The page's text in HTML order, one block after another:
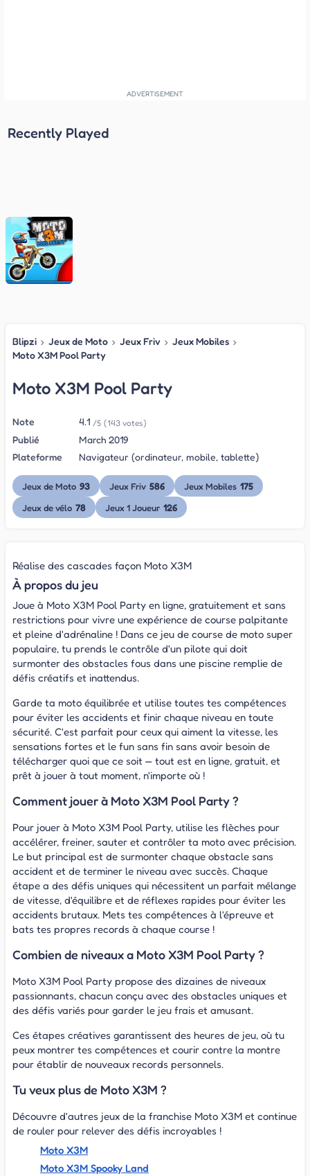
Recently Played
Blipzi › Jeux de Moto › Jeux Friv › Jeux Mobiles ›
Moto X3M Pool Party
Moto X3M Pool Party
Note 4.1 /5 (143 votes)
Publié
March 2019
Plateforme
Navigateur (ordinateur, mobile, tablette)
Jeux de Moto 93 Jeux Friv 586 Jeux Mobiles 175
Jeux de vélo 78 Jeux 1 Joueur 126
Réalise des cascades façon Moto X3M
À propos du jeu
Joue à Moto X3M Pool Party en ligne, gratuitement et sans
restrictions pour vivre une expérience de course palpitante
et pleine d'adrénaline ! Dans ce jeu de course de moto super
populaire, tu prends le contrôle d'un pilote qui doit
surmonter des obstacles fous dans une piscine remplie de
défis créatifs et inattendus.
Garde ta moto équilibrée et utilise toutes tes compétences
pour éviter les accidents et finir chaque niveau en toute
sécurité. C'est parfait pour ceux qui aiment la vitesse, les
sensations fortes et le fun sans fin sans avoir besoin de
télécharger quoi que ce soit — tout est en ligne, gratuit, et
prêt à jouer à tout moment, n'importe où !
Comment jouer à Moto X3M Pool Party ?
Pour jouer à Moto X3M Pool Party, utilise les flèches pour
accélérer, freiner, sauter et contrôler ta moto avec précision.
Le but principal est de surmonter chaque obstacle sans
accident et de terminer le niveau avec succès. Chaque
étape a des défis uniques qui nécessitent un parfait mélange
de vitesse, d'équilibre et de réflexes rapides pour éviter les
accidents brutaux. Mets tes compétences à l'épreuve et
bats tes propres records à chaque course !
Combien de niveaux a Moto X3M Pool Party ?
Moto X3M Pool Party propose des dizaines de niveaux
passionnants, chacun conçu avec des obstacles uniques et
des défis variés pour garder le jeu frais et amusant.
Ces étapes créatives garantissent des heures de jeu, où tu
peux montrer tes compétences et courir contre la montre
pour établir de nouveaux records personnels.
Tu veux plus de Moto X3M ?
Découvre d'autres jeux de la franchise Moto X3M et continue
de rouler pour relever des défis incroyables !
Moto X3M
Moto X3M Spooky Land